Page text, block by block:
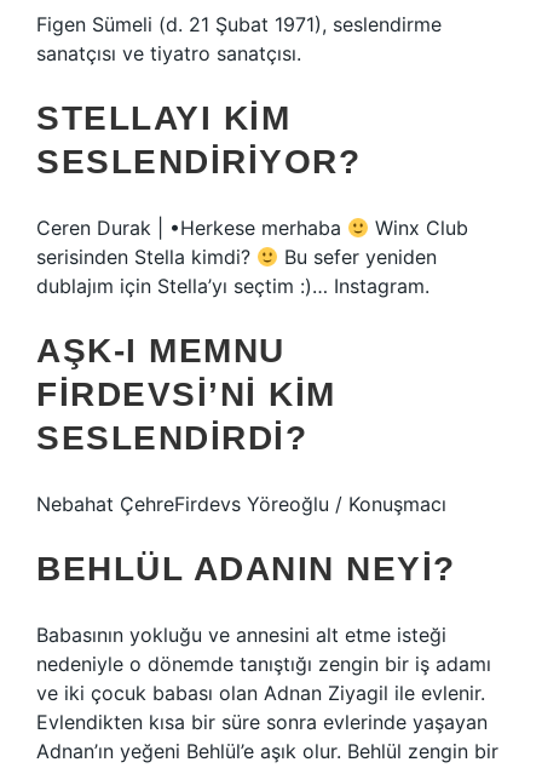
Figen Sümeli (d. 21 Şubat 1971), seslendirme
sanatçısı ve tiyatro sanatçısı.
STELLAYI KIM
SESLENDIRIYOR?
Ceren Durak | •Herkese merhaba
Winx Club
serisinden Stella kimdi?
Bu sefer yeniden
dublajım için Stella’yı seçtim :)… Instagram.
AŞK-I MEMNU
FIRDEVSI’NI KIM
SESLENDIRDI?
Nebahat ÇehreFirdevs Yöreoğlu / Konuşmacı
BEHLÜL ADANIN NEYI?
Babasının yokluğu ve annesini alt etme isteği
nedeniyle o dönemde tanıştığı zengin bir iş adamı
ve iki çocuk babası olan Adnan Ziyagil ile evlenir.
Evlendikten kısa bir süre sonra evlerinde yaşayan
Adnan’ın yeğeni Behlül’e aşık olur. Behlül zengin bir